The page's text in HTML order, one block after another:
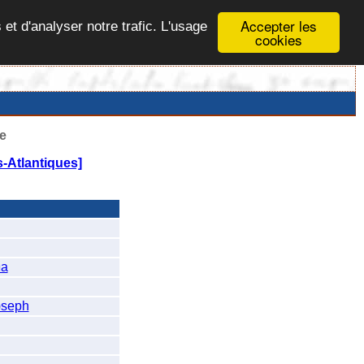
Accepter les
cookies
d'analyser notre trafic. L'usage
Atlantiques]